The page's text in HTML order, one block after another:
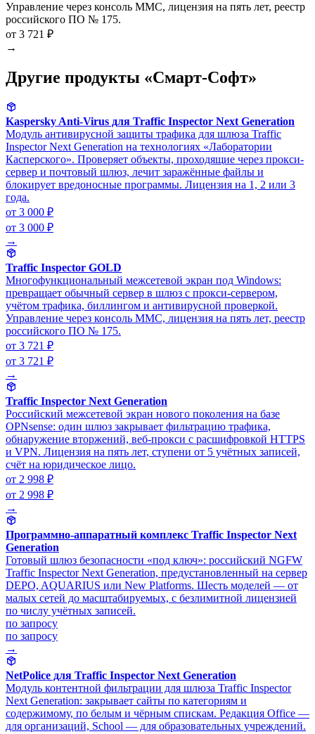
Управление через консоль MMC, лицензия на пять лет, реестр
российского ПО № 175.
от 3 721 ₽
→
Другие продукты «Смарт-Софт»
Kaspersky Anti-Virus для Traffic Inspector Next Generation
Модуль антивирусной защиты трафика для шлюза Traffic
Inspector Next Generation на технологиях «Лаборатории
Касперского». Проверяет объекты, проходящие через прокси-
сервер и почтовый шлюз, лечит заражённые файлы и
блокирует вредоносные программы. Лицензия на 1, 2 или 3
года.
от 3 000 ₽
от 3 000 ₽
→
Traffic Inspector GOLD
Многофункциональный межсетевой экран под Windows:
превращает обычный сервер в шлюз с прокси-сервером,
учётом трафика, биллингом и антивирусной проверкой.
Управление через консоль MMC, лицензия на пять лет, реестр
российского ПО № 175.
от 3 721 ₽
от 3 721 ₽
→
Traffic Inspector Next Generation
Российский межсетевой экран нового поколения на базе
OPNsense: один шлюз закрывает фильтрацию трафика,
обнаружение вторжений, веб-прокси с расшифровкой HTTPS
и VPN. Лицензия на пять лет, ступени от 5 учётных записей,
счёт на юридическое лицо.
от 2 998 ₽
от 2 998 ₽
→
Программно-аппаратный комплекс Traffic Inspector Next
Generation
Готовый шлюз безопасности «под ключ»: российский NGFW
Traffic Inspector Next Generation, предустановленный на сервер
DEPO, AQUARIUS или New Platforms. Шесть моделей — от
малых сетей до масштабируемых, с безлимитной лицензией
по числу учётных записей.
по запросу
по запросу
→
NetPolice для Traffic Inspector Next Generation
Модуль контентной фильтрации для шлюза Traffic Inspector
Next Generation: закрывает сайты по категориям и
содержимому, по белым и чёрным спискам. Редакция Office —
для организаций, School — для образовательных учреждений.